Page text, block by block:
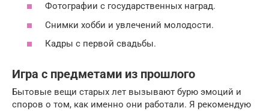
Фотографии с государственных наград.
Снимки хобби и увлечений молодости.
Кадры с первой свадьбы.
Игра с предметами из прошлого
Бытовые вещи старых лет вызывают бурю эмоций и
споров о том, как именно они работали. Я рекомендую